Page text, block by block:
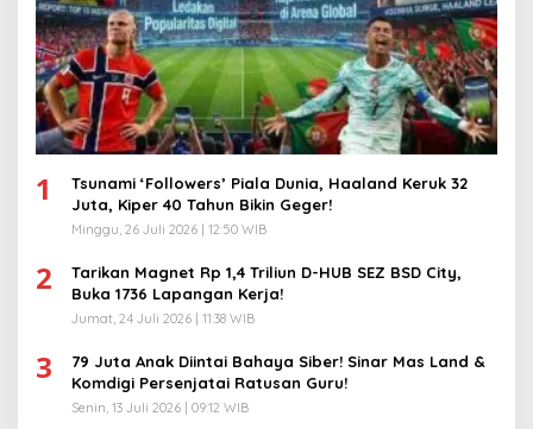
1
Tsunami ‘Followers’ Piala Dunia, Haaland Keruk 32
Juta, Kiper 40 Tahun Bikin Geger!
Minggu, 26 Juli 2026 | 12:50 WIB
2
Tarikan Magnet Rp 1,4 Triliun D-HUB SEZ BSD City,
Buka 1736 Lapangan Kerja!
Jumat, 24 Juli 2026 | 11:38 WIB
3
79 Juta Anak Diintai Bahaya Siber! Sinar Mas Land &
Komdigi Persenjatai Ratusan Guru!
Senin, 13 Juli 2026 | 09:12 WIB